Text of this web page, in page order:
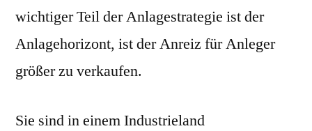
wichtiger Teil der Anlagestrategie ist der
Anlagehorizont, ist der Anreiz für Anleger
größer zu verkaufen.
Sie sind in einem Industrieland